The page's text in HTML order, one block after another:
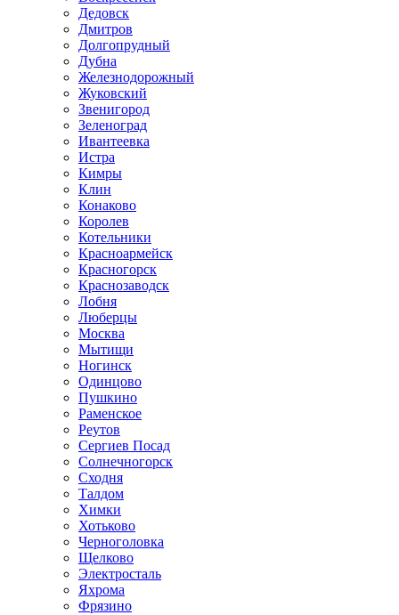
Дедовск
Дмитров
Долгопрудный
Дубна
Железнодорожный
Жуковский
Звенигород
Зеленоград
Ивантеевка
Истра
Кимры
Клин
Конаково
Королев
Котельники
Красноармейск
Красногорск
Краснозаводск
Лобня
Люберцы
Москва
Мытищи
Ногинск
Одинцово
Пушкино
Раменское
Реутов
Сергиев Посад
Солнечногорск
Сходня
Талдом
Химки
Хотьково
Черноголовка
Щелково
Электросталь
Яхрома
Фрязино